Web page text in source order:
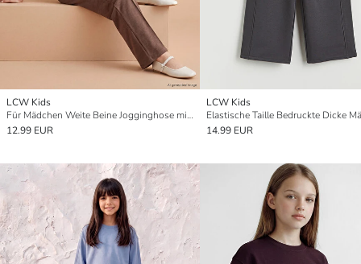
LCW Kids
Für Mädchen Weite Beine Jogginghose mit Elastischem Bund
12.99 EUR
LCW Kids
14.99 EUR